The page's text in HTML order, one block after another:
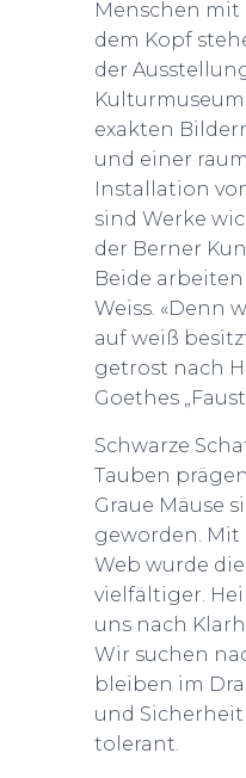
Menschen
dem Kopf
der
exakten
und einer
Installation
sind Werke
der Berner
Beide
Weiss. «Denn
auf weiß
getrost nach
Goethes
Schwarze
Tauben
Graue Mäuse
geworden. Mit
Web wurde
vielfältiger.
uns nach
Wir suchen
bleiben im
und Sicherheit
tolerant.